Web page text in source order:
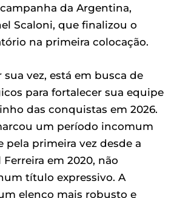
da Argentina,
Scaloni, que finalizou o
na primeira colocação.
sua vez, está em busca de
para fortalecer sua equipe
das conquistas em 2026.
um período incomum
pela primeira vez desde a
em 2020, não
título expressivo. A
elenco mais robusto e